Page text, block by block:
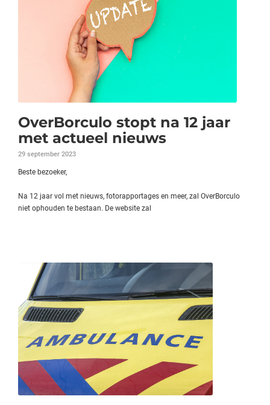
OverBorculo stopt na 12 jaar
met actueel nieuws
29 september 2023
Beste bezoeker,
Na 12 jaar vol met nieuws, fotorapportages en meer, zal OverBorculo
niet ophouden te bestaan. De website zal